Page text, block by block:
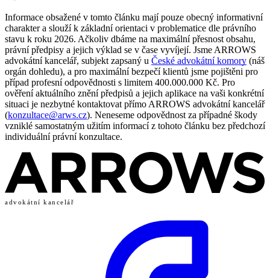
Informace obsažené v tomto článku mají pouze obecný informativní
charakter a slouží k základní orientaci v problematice dle právního
stavu k roku 2026. Ačkoliv dbáme na maximální přesnost obsahu,
právní předpisy a jejich výklad se v čase vyvíjejí. Jsme ARROWS
advokátní kancelář, subjekt zapsaný u České advokátní komory (náš
orgán dohledu), a pro maximální bezpečí klientů jsme pojištěni pro
případ profesní odpovědnosti s limitem 400.000.000 Kč. Pro
ověření aktuálního znění předpisů a jejich aplikace na vaši konkrétní
situaci je nezbytné kontaktovat přímo ARROWS advokátní kancelář
(konzultace@arws.cz). Neneseme odpovědnost za případné škody
vzniklé samostatným užitím informací z tohoto článku bez předchozí
individuální právní konzultace.
advokátní kancelář